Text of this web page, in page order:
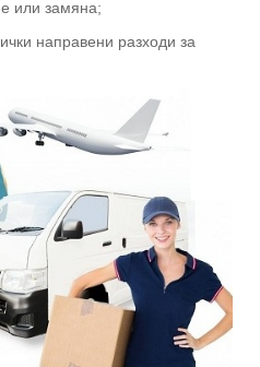
или замяна;
направени разходи за